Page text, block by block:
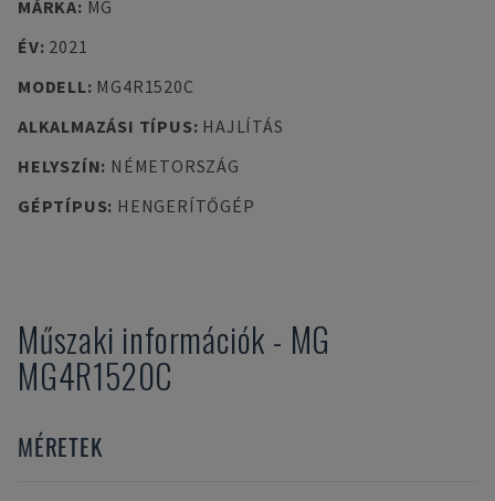
MÁRKA: MG
ÉV: 2021
MODELL: MG4R1520C
ALKALMAZÁSI TÍPUS: HAJLÍTÁS
HELYSZÍN: NÉMETORSZÁG
GÉPTÍPUS: HENGERÍTŐGÉP
Műszaki információk - MG
MG4R1520C
MÉRETEK